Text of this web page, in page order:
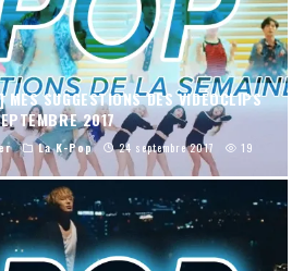
SUGGESTIONS DES VIDÉOCLIPS
2017
La K-Pop 24 septembre 2017 19